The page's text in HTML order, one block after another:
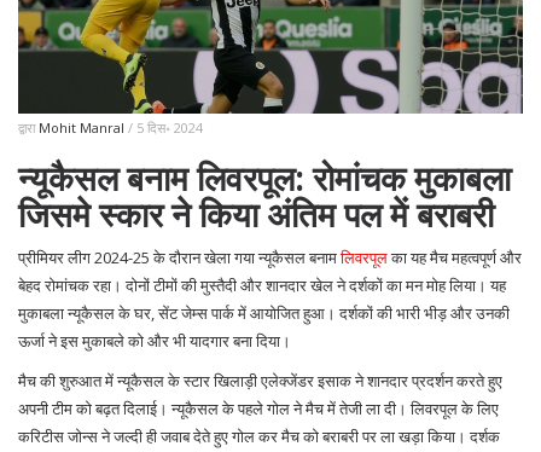
द्वारा Mohit Manral / 5 दिस॰ 2024
न्यूकैसल बनाम लिवरपूल: रोमांचक मुकाबला
जिसमे स्कार ने किया अंतिम पल में बराबरी
प्रीमियर लीग 2024-25 के दौरान खेला गया न्यूकैसल बनामलिवरपूलका यह मैच महत्वपूर्ण और
बेहद रोमांचक रहा। दोनों टीमों की मुस्तैदी और शानदार खेल ने दर्शकों का मन मोह लिया। यह
मुकाबला न्यूकैसल के घर, सेंट जेम्स पार्क में आयोजित हुआ। दर्शकों की भारी भीड़ और उनकी
ऊर्जा ने इस मुकाबले को और भी यादगार बना दिया।
मैच की शुरुआत में न्यूकैसल के स्टार खिलाड़ी एलेक्जेंडर इसाक ने शानदार प्रदर्शन करते हुए
अपनी टीम को बढ़त दिलाई। न्यूकैसल के पहले गोल ने मैच में तेजी ला दी। लिवरपूल के लिए
करिटीस जोन्स ने जल्दी ही जवाब देते हुए गोल कर मैच को बराबरी पर ला खड़ा किया। दर्शक